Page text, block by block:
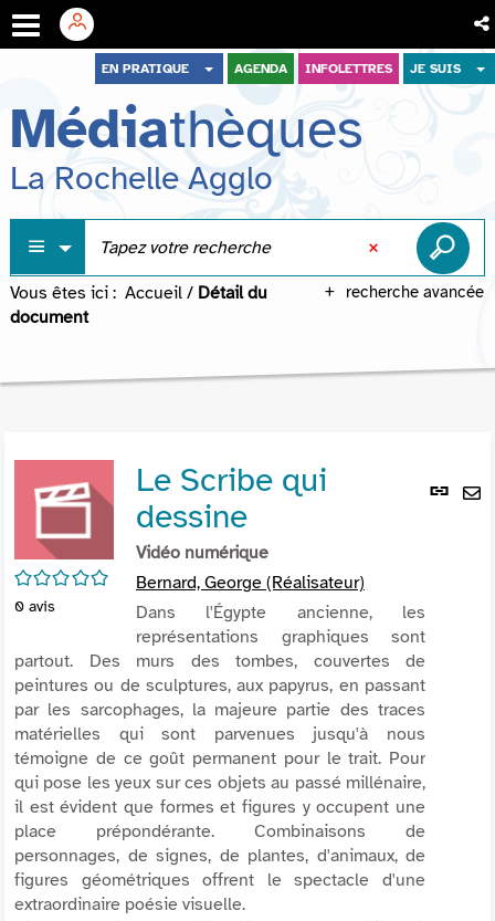
menu
contenu
recherche
EN PRATIQUE AGENDA INFOLETTRES JE SUIS
Médiathèques
La Rochelle Agglo
recherche avancée
Vous êtes ici : Accueil / Détail du
document
Lien
/5
0 avis
Le Scribe qui
dessine
Vidéo numérique
Bernard, George (Réalisateur)
Dans l'Égypte ancienne, les
représentations graphiques sont
partout. Des murs des tombes, couvertes de
peintures ou de sculptures, aux papyrus, en passant
par les sarcophages, la majeure partie des traces
matérielles qui sont parvenues jusqu'à nous
témoigne de ce goût permanent pour le trait. Pour
qui pose les yeux sur ces objets au passé millénaire,
il est évident que formes et figures y occupent une
place prépondérante. Combinaisons de
personnages, de signes, de plantes, d'animaux, de
figures géométriques offrent le spectacle d'une
extraordinaire poésie visuelle.